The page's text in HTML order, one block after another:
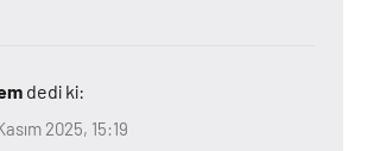
dedi ki:
2025, 15:19